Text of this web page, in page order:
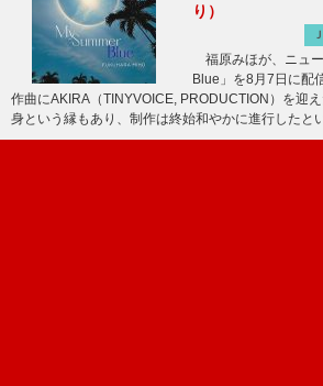
り）
福原みほが、ニュ
Blue」を8月7日に配
作曲にAKIRA（TINYVOICE, PRODUCTION）を迎
身という縁もあり、制作は終始和やかに進行したと